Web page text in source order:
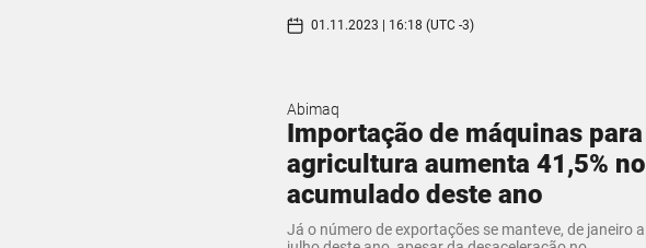
01.11.2023 | 16:18 (UTC -3)
Abimaq
Importação de máquinas para
agricultura aumenta 41,5% no
acumulado deste ano
Já o número de exportações se manteve, de janeiro a